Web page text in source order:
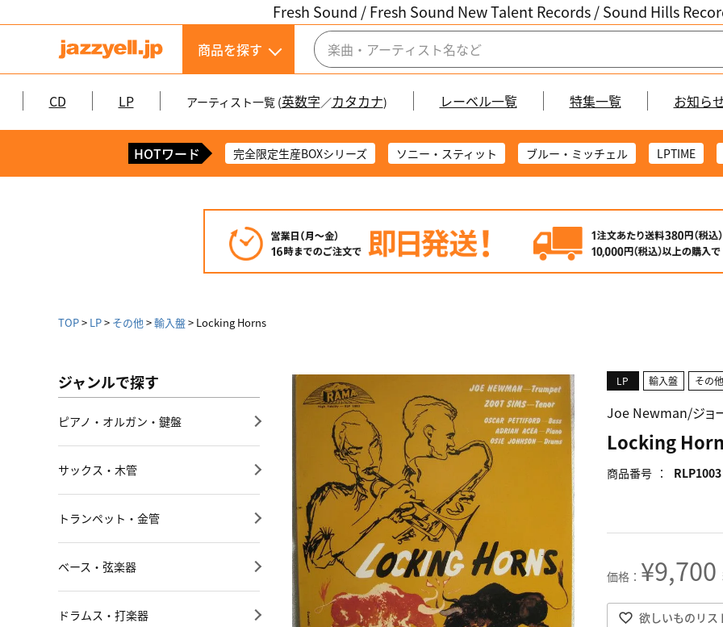
Fresh Sound / Fresh Sound New Talent Records /Sound Hills
商品を探す
CD LP アーティスト一覧 (英数字／カタカナ) レーベル一覧 特集一覧 お知ら
HOTワード 完全限定生産BOXシリーズ ソニー・スティット ブルー・ミッチェル LPTIME
TOP LP その他 輸入盤 Locking Horns
ジャンルで探す
ピアノ・オルガン・鍵盤
サックス・木管
トランペット・金管
ベース・弦楽器
ドラムス・打楽器
LP 輸入盤 その他
Joe Newman/ジョ
Locking
商品番号 RLP1003
¥9,700
欲しいものリス